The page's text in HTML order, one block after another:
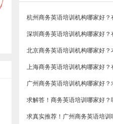
杭州商务英语培训机构哪家好？
深圳商务英语培训机构哪家好？
上海商务英语培训机构哪家好？